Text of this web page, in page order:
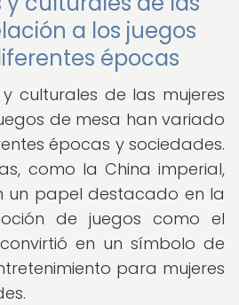
a los juegos
épocas
culturales de las mujeres
de mesa han variado
épocas y sociedades.
como la China imperial,
un papel destacado en la
de juegos como el
en un símbolo de
para mujeres